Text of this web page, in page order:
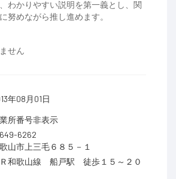
わかりやすい説明を第一義とし、関
努めながら推し進めます。
せん
年08月01日
所番号非表示
6262
山市上三毛６８５－１
Ｒ和歌山線 船戸駅 徒歩１５～２０